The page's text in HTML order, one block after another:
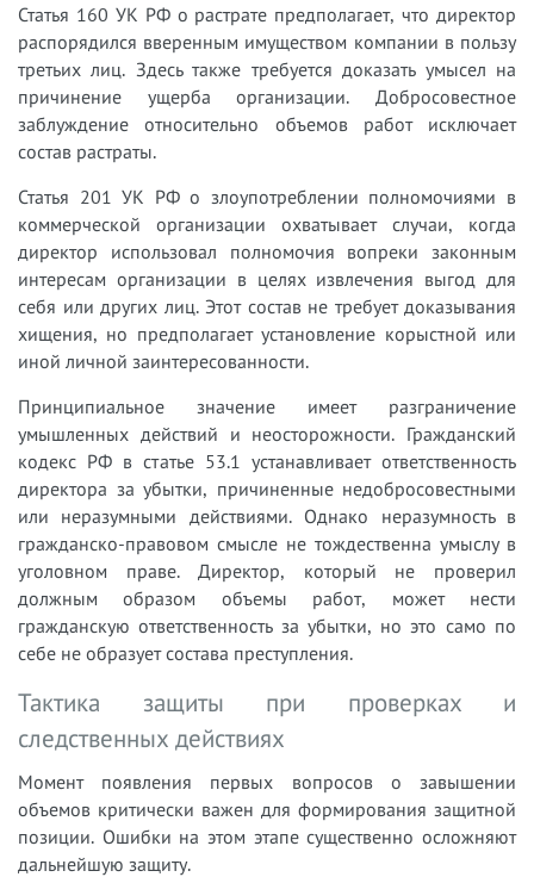
Статья 160 УК РФ о растрате предполагает, что директор
распорядился вверенным имуществом компании в пользу
третьих лиц. Здесь также требуется доказать умысел на
причинение ущерба организации. Добросовестное
заблуждение относительно объемов работ исключает
состав растраты.
Статья 201 УК РФ о злоупотреблении полномочиями в
коммерческой организации охватывает случаи, когда
директор использовал полномочия вопреки законным
интересам организации в целях извлечения выгод для
себя или других лиц. Этот состав не требует доказывания
хищения, но предполагает установление корыстной или
иной личной заинтересованности.
Принципиальное значение имеет разграничение
умышленных действий и неосторожности. Гражданский
кодекс РФ в статье 53.1 устанавливает ответственность
директора за убытки, причиненные недобросовестными
или неразумными действиями. Однако неразумность в
гражданско-правовом смысле не тождественна умыслу в
уголовном праве. Директор, который не проверил
должным образом объемы работ, может нести
гражданскую ответственность за убытки, но это само по
себе не образует состава преступления.
Тактика защиты при проверках и
следственных действиях
Момент появления первых вопросов о завышении
объемов критически важен для формирования защитной
позиции. Ошибки на этом этапе существенно осложняют
дальнейшую защиту.